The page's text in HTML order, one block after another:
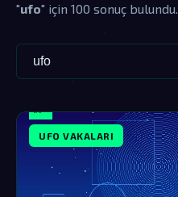
"ufo" için 100 sonuç bulundu.
UFO VAKALARI